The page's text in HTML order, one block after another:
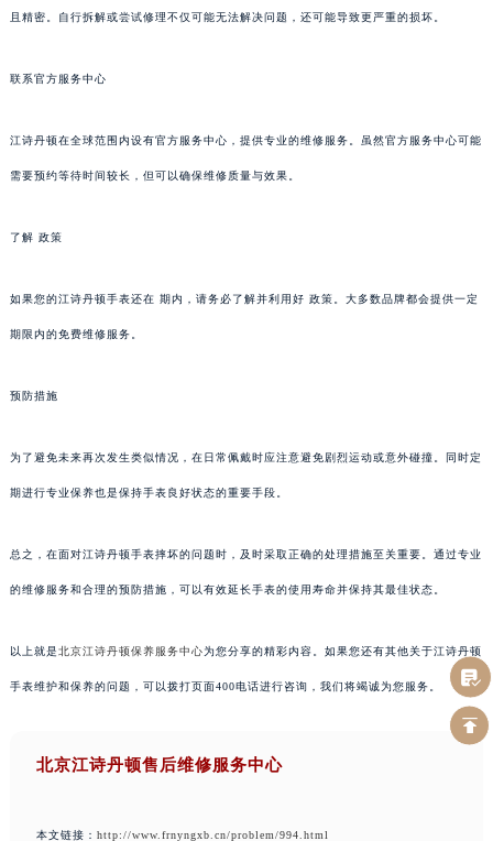
且精密。自行拆解或尝试修理不仅可能无法解决问题，还可能导致更严重的损坏。
联系官方服务中心
江诗丹顿在全球范围内设有官方服务中心，提供专业的维修服务。虽然官方服务中心可能
需要预约等待时间较长，但可以确保维修质量与效果。
了解 政策
如果您的江诗丹顿手表还在 期内，请务必了解并利用好 政策。大多数品牌都会提供一定
期限内的免费维修服务。
预防措施
为了避免未来再次发生类似情况，在日常佩戴时应注意避免剧烈运动或意外碰撞。同时定
期进行专业保养也是保持手表良好状态的重要手段。
总之，在面对江诗丹顿手表摔坏的问题时，及时采取正确的处理措施至关重要。通过专业
的维修服务和合理的预防措施，可以有效延长手表的使用寿命并保持其最佳状态。
以上就是北京江诗丹顿保养服务中心为您分享的精彩内容。如果您还有其他关于江诗丹顿
手表维护和保养的问题，可以拨打页面400电话进行咨询，我们将竭诚为您服务。
北京江诗丹顿售后维修服务中心
本文链接： http://www.frnyngxb.cn/problem/994.html